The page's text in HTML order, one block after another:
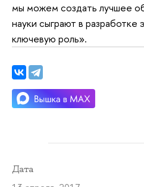
мы можем создать лучшее
науки сыграют в
ключевую роль».
Дата